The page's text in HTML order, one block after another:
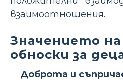
взаимоотношения.
Значението
обноски за
Доброта и